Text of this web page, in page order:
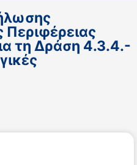
Περιφέρειας
τη Δράση 4.3.4.-